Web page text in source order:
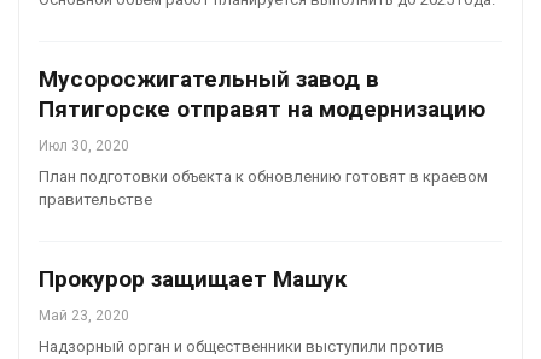
Мусоросжигательный завод в
Пятигорске отправят на модернизацию
Июл 30, 2020
План подготовки объекта к обновлению готовят в краевом
правительстве
Прокурор защищает Машук
Май 23, 2020
Надзорный орган и общественники выступили против